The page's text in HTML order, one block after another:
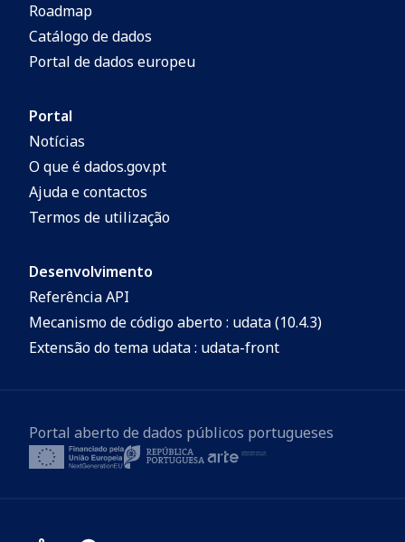
Roadmap
Catálogo de dados
Portal de dados europeu
Portal
Notícias
O que é dados.gov.pt
Ajuda e contactos
Termos de utilização
Desenvolvimento
Referência API
Mecanismo de código aberto : udata (10.4.3)
Extensão do tema udata : udata-front
Portal aberto de dados públicos portugueses